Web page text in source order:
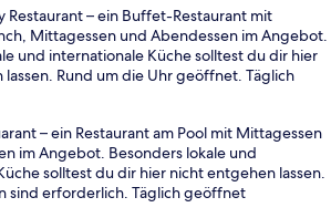
Restaurant – ein Buffet-Restaurant mit
Mittagessen und Abendessen im Angebot.
und internationale Küche solltest du dir hier
Rund um die Uhr geöffnet. Täglich
– ein Restaurant am Pool mit Mittagessen
im Angebot. Besonders lokale und
solltest du dir hier nicht entgehen lassen.
sind erforderlich. Täglich geöffnet